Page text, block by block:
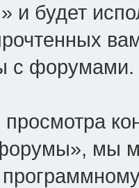
будет
с форумами.
мы